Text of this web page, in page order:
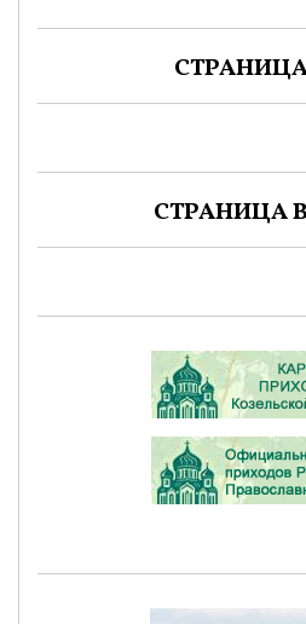
СТРАНИЦА В